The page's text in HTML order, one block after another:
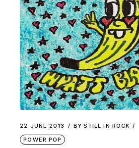
22 JUNE 2013 BY STILL IN ROCK
POWER POP